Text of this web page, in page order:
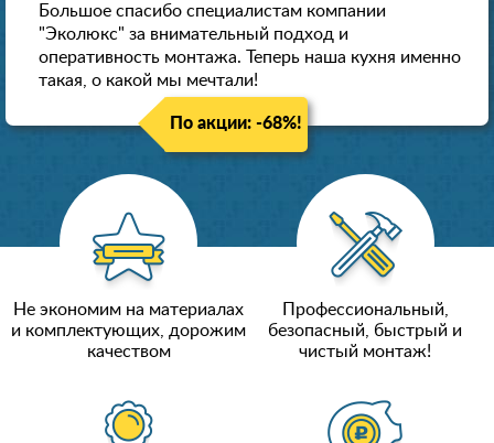
Большое спасибо специалистам компании
"Эколюкс" за внимательный подход и
оперативность монтажа. Теперь наша кухня именно
такая, о какой мы мечтали!
По акции: -68%!
Не экономим на материалах
и комплектующих, дорожим
качеством
Профессиональный,
безопасный, быстрый и
чистый монтаж!